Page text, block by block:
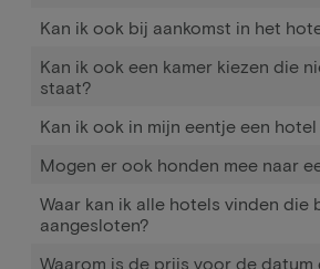
Kan ik ook bij aankomst in het
Kan ik ook een kamer kiezen die
staat?
Kan ik ook in mijn eentje een
Mogen er ook honden mee naar
Waar kan ik alle hotels vinden die
aangesloten?
Waarom is de prijs voor de datum